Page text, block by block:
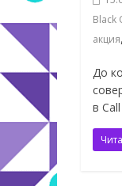
Black
акция,
До
в